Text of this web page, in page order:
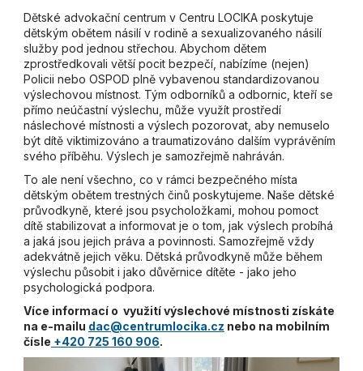
Dětské advokační centrum v Centru LOCIKA poskytuje
dětským obětem násilí v rodině a sexualizovaného násilí
služby pod jednou střechou. Abychom dětem
zprostředkovali větší pocit bezpečí, nabízíme (nejen)
Policii nebo OSPOD plně vybavenou standardizovanou
výslechovou místnost. Tým odborníků a odbornic, kteří se
přímo neúčastní výslechu, může využít prostředí
náslechové místnosti a výslech pozorovat, aby nemuselo
být dítě viktimizováno a traumatizováno dalším vyprávěním
svého příběhu. Výslech je samozřejmě nahráván.
To ale není všechno, co v rámci bezpečného místa
dětským obětem trestných činů poskytujeme. Naše dětské
průvodkyně, které jsou psycholožkami, mohou pomoct
dítě stabilizovat a informovat je o tom, jak výslech probíhá
a jaká jsou jejich práva a povinnosti. Samozřejmě vždy
adekvátně jejich věku. Dětská průvodkyně může během
výslechu působit i jako důvěrnice dítěte - jako jeho
psychologická podpora.
Více informací o využití výslechové místnosti získáte
na e-mailu dac@centrumlocika.cz nebo na mobilním
čísle +420 725 160 906.